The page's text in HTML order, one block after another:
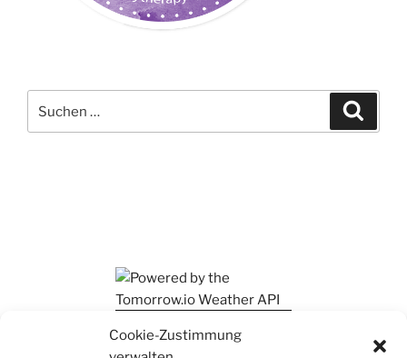
Cookie-Zustimmung
nach: